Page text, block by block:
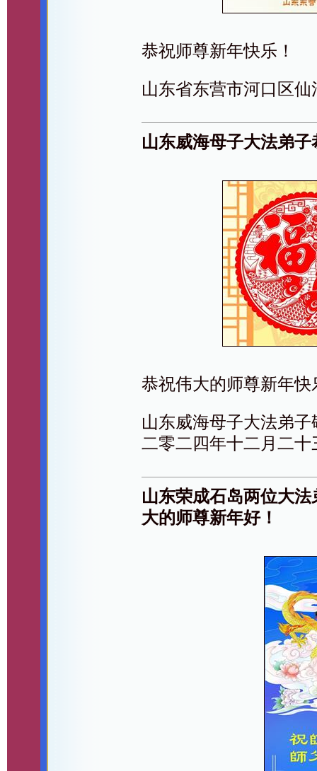
恭祝师尊新年快乐！
山东省东营市河口区
山东威海母子大法弟
恭祝伟大的师尊新年快
山东威海母子大法弟子
二零二四年十二月二十
山东荣成石岛两位大
大的师尊新年好！